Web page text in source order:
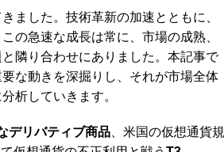
ました。技術革新の加速とともに、
の急速な成長は常に、市場の成熟、
隣り合わせにありました。本記事で
な動きを深掘りし、それが市場全体
析していきます。
デリバティブ商品 、米国の仮想通貨規